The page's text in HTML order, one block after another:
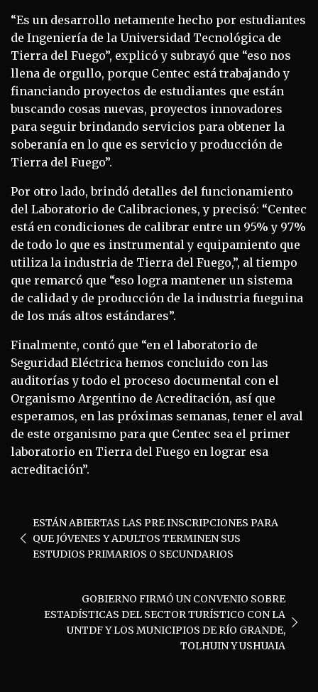
“Es un desarrollo netamente hecho por estudiantes
de Ingeniería de la Universidad Tecnológica de
Tierra del Fuego”, explicó y subrayó que “eso nos
llena de orgullo, porque Centec está trabajando y
financiando proyectos de estudiantes que están
buscando cosas nuevas, proyectos innovadores
para seguir brindando servicios para obtener la
soberanía en lo que es servicio y producción de
Tierra del Fuego”.
Por otro lado, brindó detalles del funcionamiento
del Laboratorio de Calibraciones, y precisó: “Centec
está en condiciones de calibrar entre un 95% y 97%
de todo lo que es instrumental y equipamiento que
utiliza la industria de Tierra del Fuego,”, al tiempo
que remarcó que “eso logra mantener un sistema
de calidad y de producción de la industria fueguina
de los más altos estándares”.
Finalmente, contó que “en el laboratorio de
Seguridad Eléctrica hemos concluido con las
auditorías y todo el proceso documental con el
Organismo Argentino de Acreditación, así que
esperamos, en las próximas semanas, tener el aval
de este organismo para que Centec sea el primer
laboratorio en Tierra del Fuego en lograr esa
acreditación”.
Navegación
de
entradas
ESTÁN ABIERTAS LAS PRE INSCRIPCIONES PARA
QUE JÓVENES Y ADULTOS TERMINEN SUS
ESTUDIOS PRIMARIOS O SECUNDARIOS
GOBIERNO FIRMÓ UN CONVENIO SOBRE
ESTADÍSTICAS DEL SECTOR TURÍSTICO CON LA
UNTDF Y LOS MUNICIPIOS DE RÍO GRANDE,
TOLHUIN Y USHUAIA